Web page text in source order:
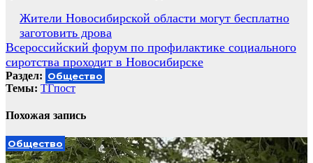
Навигация
по
записям
Жители Новосибирской области могут бесплатно
заготовить дрова
Всероссийский форум по профилактике социального
сиротства проходит в Новосибирске
Раздел: Общество
Темы: ТГпост
Похожая запись
Общество